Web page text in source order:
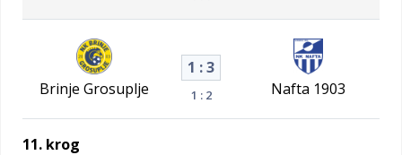
Brinje Grosuplje
1 : 3
1 : 2 Nafta 1903
11. krog